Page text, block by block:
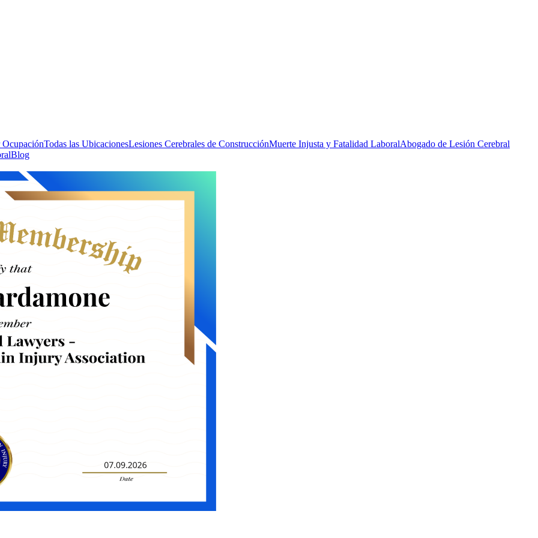
OcupaciónTodas las UbicacionesLesiones Cerebrales de ConstrucciónMuerte Injusta y Fatalidad LaboralAbogado de Lesión Cerebral
Blog